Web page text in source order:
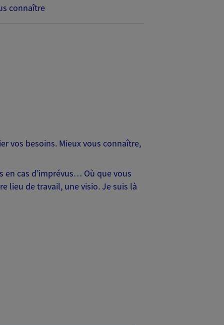
connaître
vos besoins. Mieux vous connaître,
en cas d’imprévus… Où que vous
lieu de travail, une visio. Je suis là